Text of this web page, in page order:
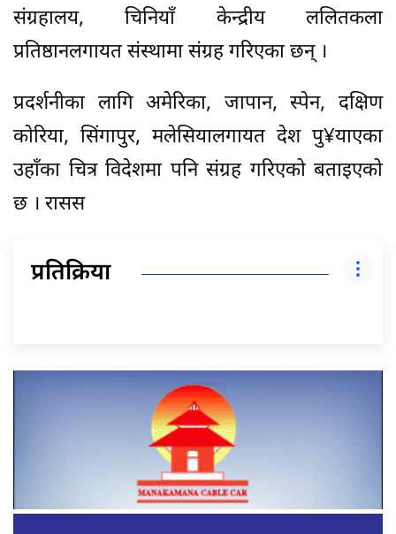
संग्रहालय, चिनियाँ केन्द्रीय ललितकला
प्रतिष्ठानलगायत संस्थामा संग्रह गरिएका छन् ।
प्रदर्शनीका लागि अमेरिका, जापान, स्पेन, दक्षिण
कोरिया, सिंगापुर, मलेसियालगायत देश पु¥याएका
उहाँका चित्र विदेशमा पनि संग्रह गरिएको बताइएको
छ । रासस
प्रतिक्रिया